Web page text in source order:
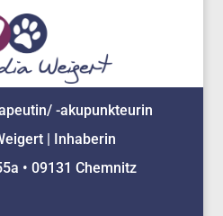
-akupunkteurin
| Inhaberin
• 09131 Chemnitz